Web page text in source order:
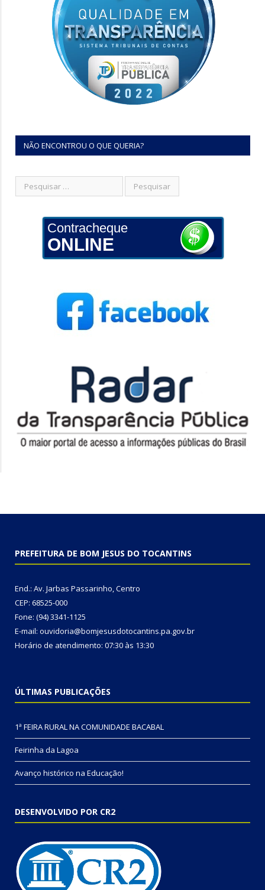
NÃO ENCONTROU O QUE QUERIA?
Contracheque
ONLINE
PREFEITURA DE BOM JESUS DO TOCANTINS
End.: Av. Jarbas Passarinho, Centro
CEP: 68525-000
Fone: (94) 3341-1125
E-mail: ouvidoria@bomjesusdotocantins.pa.gov.br
Horário de atendimento: 07:30 às 13:30
ÚLTIMAS PUBLICAÇÕES
1ª FEIRA RURAL NA COMUNIDADE BACABAL
Feirinha da Lagoa
Avanço histórico na Educação!
DESENVOLVIDO POR CR2